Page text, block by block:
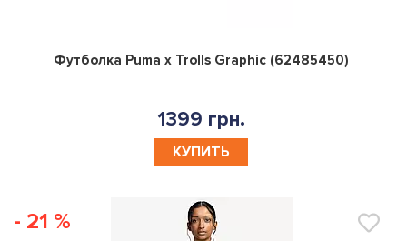
0
Футболка Puma x Trolls Graphic (62485450)
1399 грн.
КУПИТЬ
- 21 %